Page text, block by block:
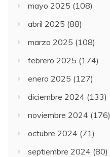
mayo 2025 (108)
abril 2025 (88)
marzo 2025 (108)
febrero 2025 (174)
enero 2025 (127)
diciembre 2024 (133)
noviembre 2024 (176)
octubre 2024 (71)
septiembre 2024 (80)